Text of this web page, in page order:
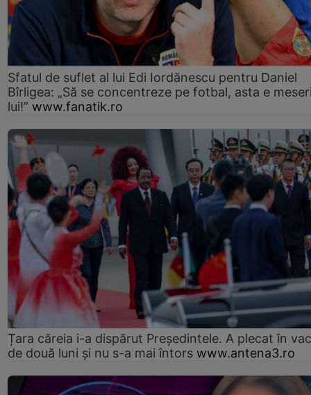
Sfatul de suflet al lui Edi Iordănescu pentru Daniel
Bîrligea: „Să se concentreze pe fotbal, asta e
lui!” www.fanatik.ro
Țara căreia i-a dispărut Președintele. A plecat în
de două luni și nu s-a mai întors www.antena3.ro